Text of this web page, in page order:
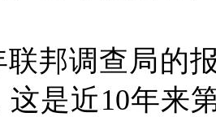
联邦调查局的
这是近10年来